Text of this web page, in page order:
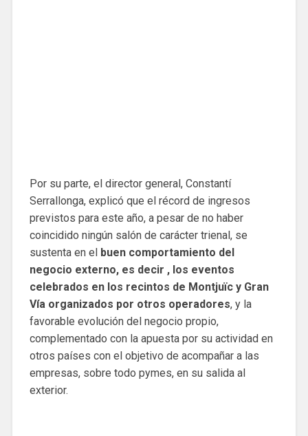
Por su parte, el director general, Constantí
Serrallonga, explicó que el récord de ingresos
previstos para este año, a pesar de no haber
coincidido ningún salón de carácter trienal, se
sustenta en el buen comportamiento del
negocio externo, es decir , los eventos
celebrados en los recintos de Montjuïc y Gran
Vía organizados por otros operadores, y la
favorable evolución del negocio propio,
complementado con la apuesta por su actividad en
otros países con el objetivo de acompañar a las
empresas, sobre todo pymes, en su salida al
exterior.